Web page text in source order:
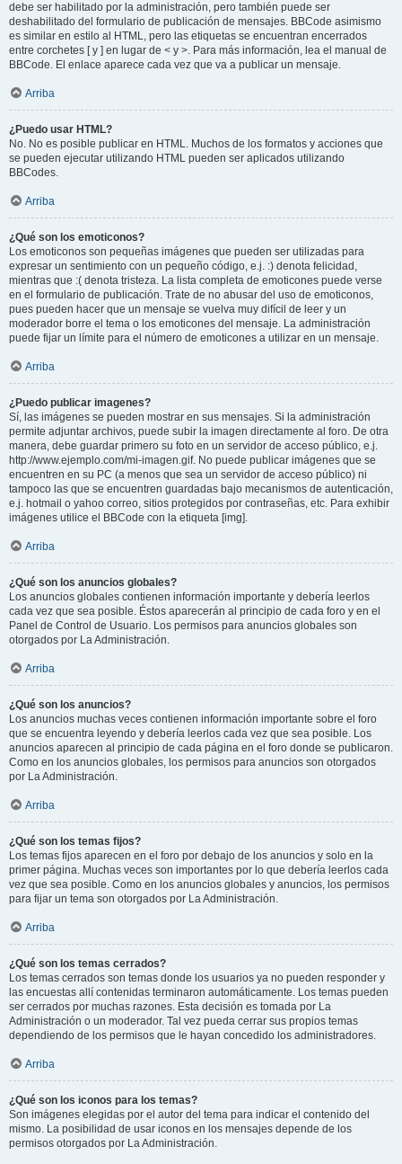
debe ser habilitado por la administración, pero también puede ser
deshabilitado del formulario de publicación de mensajes. BBCode asimismo
es similar en estilo al HTML, pero las etiquetas se encuentran encerrados
entre corchetes [ y ] en lugar de < y >. Para más información, lea el manual de
BBCode. El enlace aparece cada vez que va a publicar un mensaje.
Arriba
¿Puedo usar HTML?
No. No es posible publicar en HTML. Muchos de los formatos y acciones que
se pueden ejecutar utilizando HTML pueden ser aplicados utilizando
BBCodes.
Arriba
¿Qué son los emoticonos?
Los emoticonos son pequeñas imágenes que pueden ser utilizadas para
expresar un sentimiento con un pequeño código, e.j. :) denota felicidad,
mientras que :( denota tristeza. La lista completa de emoticones puede verse
en el formulario de publicación. Trate de no abusar del uso de emoticonos,
pues pueden hacer que un mensaje se vuelva muy difícil de leer y un
moderador borre el tema o los emoticones del mensaje. La administración
puede fijar un límite para el número de emoticones a utilizar en un mensaje.
Arriba
¿Puedo publicar imagenes?
Sí, las imágenes se pueden mostrar en sus mensajes. Si la administración
permite adjuntar archivos, puede subir la imagen directamente al foro. De otra
manera, debe guardar primero su foto en un servidor de acceso público, e.j.
http://www.ejemplo.com/mi-imagen.gif. No puede publicar imágenes que se
encuentren en su PC (a menos que sea un servidor de acceso público) ni
tampoco las que se encuentren guardadas bajo mecanismos de autenticación,
e.j. hotmail o yahoo correo, sitios protegidos por contraseñas, etc. Para exhibir
imágenes utilice el BBCode con la etiqueta [img].
Arriba
¿Qué son los anuncios globales?
Los anuncios globales contienen información importante y debería leerlos
cada vez que sea posible. Éstos aparecerán al principio de cada foro y en el
Panel de Control de Usuario. Los permisos para anuncios globales son
otorgados por La Administración.
Arriba
¿Qué son los anuncios?
Los anuncios muchas veces contienen información importante sobre el foro
que se encuentra leyendo y debería leerlos cada vez que sea posible. Los
anuncios aparecen al principio de cada página en el foro donde se publicaron.
Como en los anuncios globales, los permisos para anuncios son otorgados
por La Administración.
Arriba
¿Qué son los temas fijos?
Los temas fijos aparecen en el foro por debajo de los anuncios y solo en la
primer página. Muchas veces son importantes por lo que debería leerlos cada
vez que sea posible. Como en los anuncios globales y anuncios, los permisos
para fijar un tema son otorgados por La Administración.
Arriba
¿Qué son los temas cerrados?
Los temas cerrados son temas donde los usuarios ya no pueden responder y
las encuestas allí contenidas terminaron automáticamente. Los temas pueden
ser cerrados por muchas razones. Esta decisión es tomada por La
Administración o un moderador. Tal vez pueda cerrar sus propios temas
dependiendo de los permisos que le hayan concedido los administradores.
Arriba
¿Qué son los iconos para los temas?
Son imágenes elegidas por el autor del tema para indicar el contenido del
mismo. La posibilidad de usar iconos en los mensajes depende de los
permisos otorgados por La Administración.